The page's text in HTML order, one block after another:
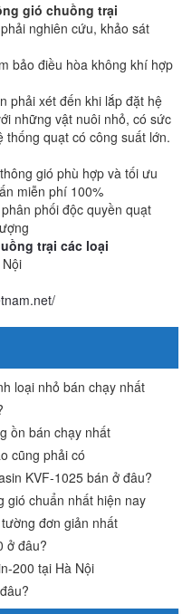
gió chuồng trại
nghiên cứu, khảo sát
bảo điều hòa không khí hợp
phải xét đến khi lắp đặt hệ
những vật nuôi nhỏ, có sức
quạt có công suất lớn.
gió phù hợp và tối ưu
miễn phí 100%
phối độc quyền quạt
trại các loại
loại nhỏ bán chạy nhất
ồn bán chạy nhất
cũng phải có
KVF-1025 bán ở đâu?
gió chuẩn nhất hiện nay
đơn giản nhất
ở đâu?
200 tại Hà Nội